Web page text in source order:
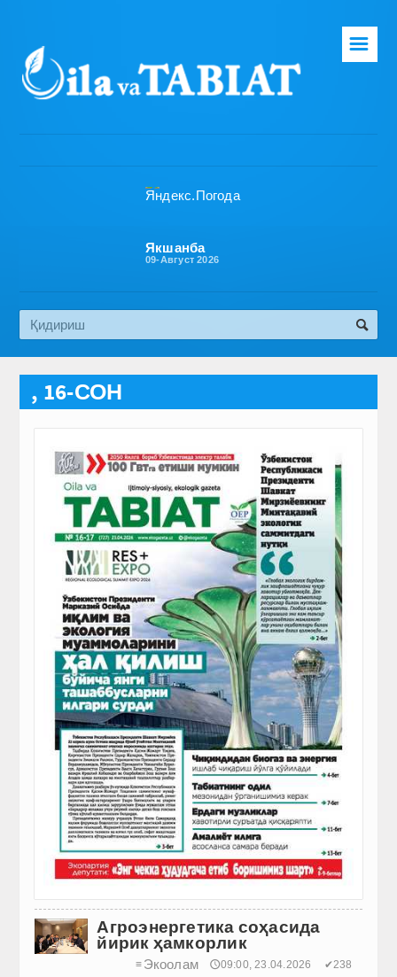
Бош саҳифа
Эко медиа
☰
Якшанба
09-Август 2026
, 16-СОН
Агроэнергетика соҳасида
йирик ҳамкорлик
≡ Экоолам 🕔09:00, 23.04.2026 ✔238